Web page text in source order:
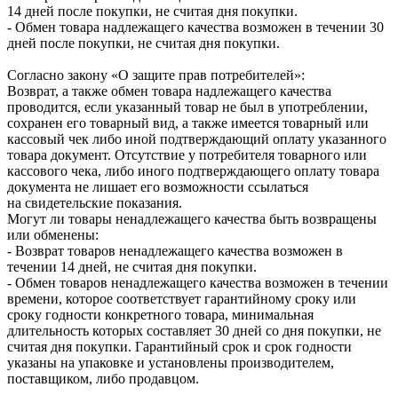
14 дней после покупки, не считая дня покупки.
- Обмен товара надлежащего качества возможен в течении 30
дней после покупки, не считая дня покупки.
Согласно закону «О защите прав потребителей»:
Возврат, а также обмен товара надлежащего качества
проводится, если указанный товар не был в употреблении,
сохранен его товарный вид, а также имеется товарный или
кассовый чек либо иной подтверждающий оплату указанного
товара документ. Отсутствие у потребителя товарного или
кассового чека, либо иного подтверждающего оплату товара
документа не лишает его возможности ссылаться
на свидетельские показания.
Могут ли товары ненадлежащего качества быть возвращены
или обменены:
- Возврат товаров ненадлежащего качества возможен в
течении 14 дней, не считая дня покупки.
- Обмен товаров ненадлежащего качества возможен в течении
времени, которое соответствует гарантийному сроку или
сроку годности конкретного товара, минимальная
длительность которых составляет 30 дней со дня покупки, не
считая дня покупки. Гарантийный срок и срок годности
указаны на упаковке и установлены производителем,
поставщиком, либо продавцом.